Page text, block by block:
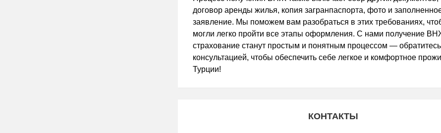
договор аренды жилья, копия загранпаспорта, фото и
заявление. Мы поможем вам разобраться в этих требованиях,
могли легко пройти все этапы оформления. С нами получение
страхование станут простым и понятным процессом — обратитесь
консультацией, чтобы обеспечить себе легкое и комфортное
Турции!
КОНТАКТЫ